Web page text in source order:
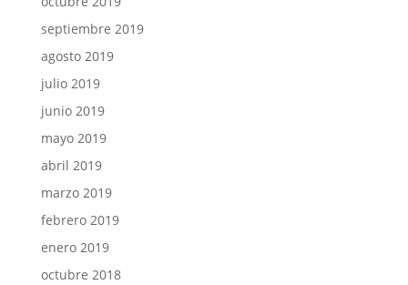
septiembre 2019
agosto 2019
julio 2019
junio 2019
mayo 2019
abril 2019
marzo 2019
febrero 2019
enero 2019
octubre 2018